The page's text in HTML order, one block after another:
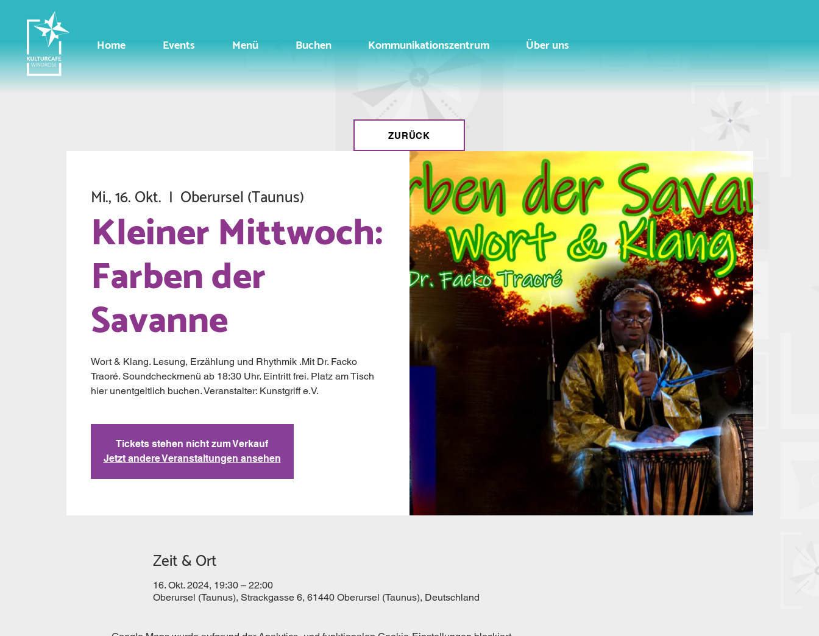
Home Events Menü Buchen Kommunikationszentrum Über uns
ZURÜCK
Mi., 16. Okt.
  |
Oberursel (Taunus)
Kleiner Mittwoch:
Farben der
Savanne
Wort & Klang. Lesung, Erzählung und Rhythmik .Mit Dr. Facko
Traoré. Soundcheckmenü ab 18:30 Uhr. Eintritt frei. Platz am Tisch
Tickets stehen nicht zum Verkauf
Jetzt andere Veranstaltungen ansehen
Zeit & Ort
16. Okt. 2024, 19:30 – 22:00
Oberursel (Taunus), Strackgasse 6, 61440 Oberursel (Taunus), Deutschland